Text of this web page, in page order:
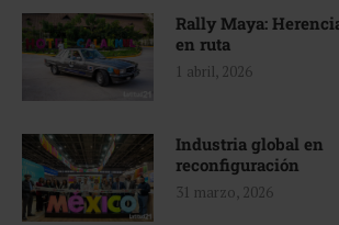
Rally Maya:
en ruta
1 abril, 2026
Industria global en
reconfiguración
31 marzo, 2026